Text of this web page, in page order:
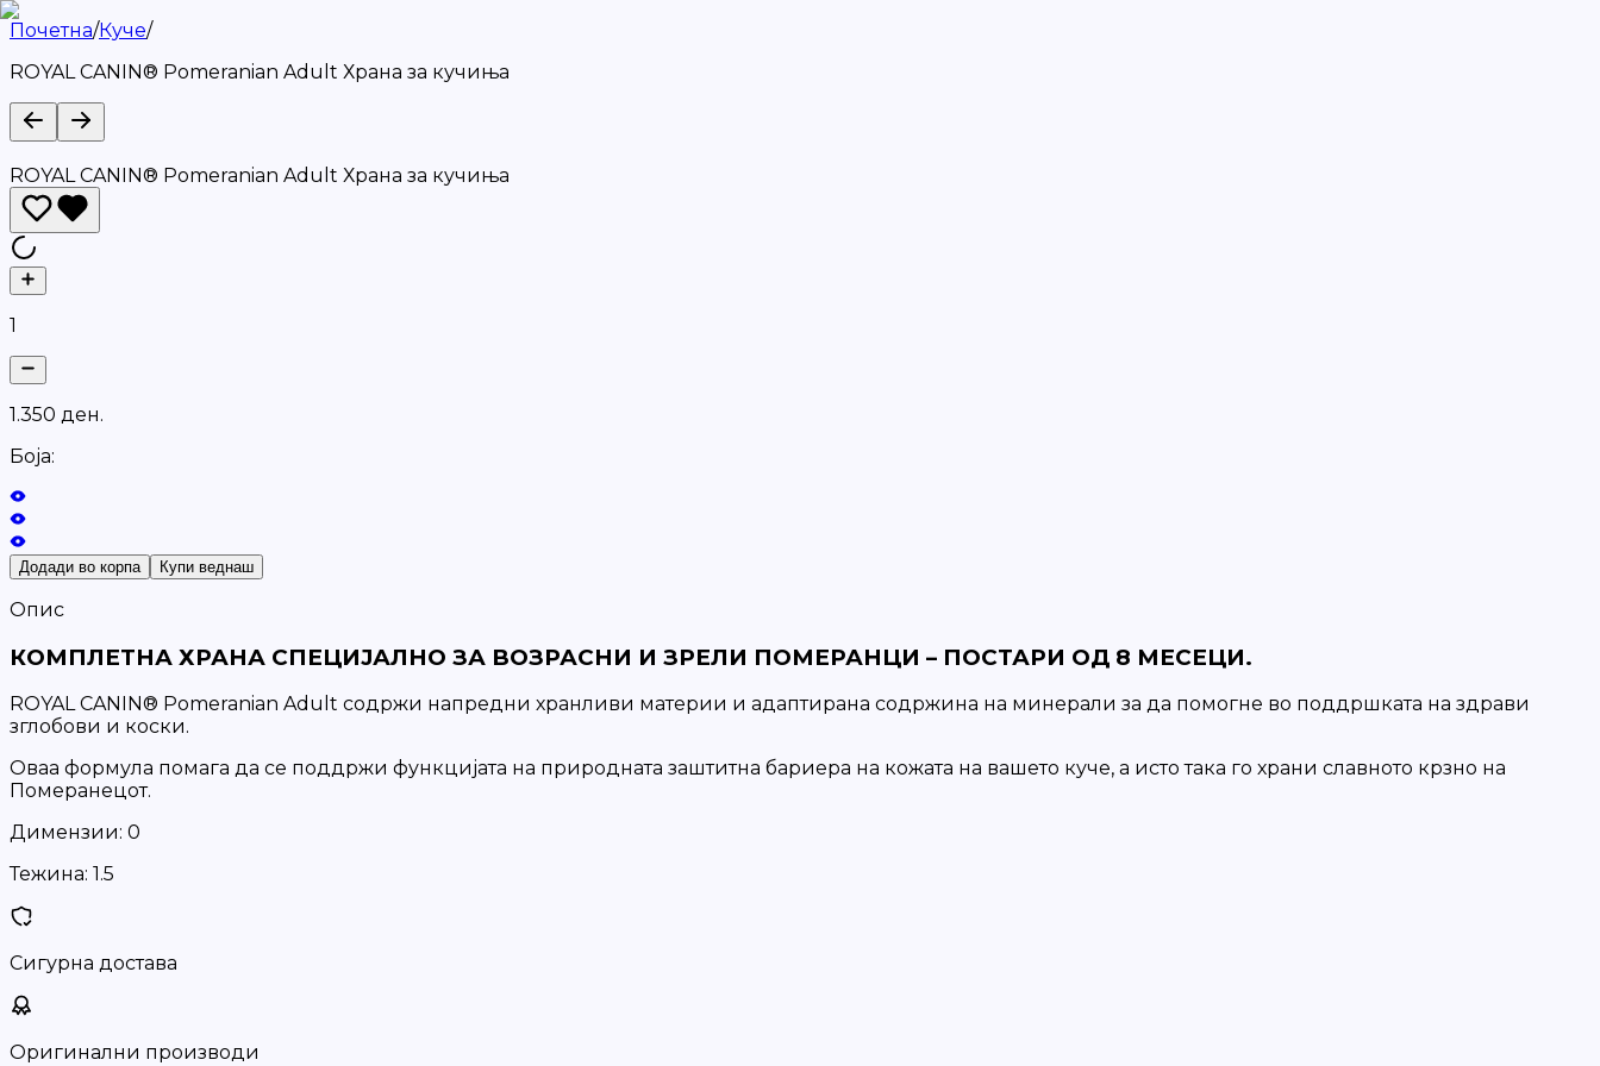
Почетна/Куче/
ROYAL CANIN® Pomeranian Adult Храна за кучиња
ROYAL CANIN® Pomeranian Adult Храна за кучиња
1
1.350 ден.
Боја:
Додади во корпа Купи веднаш
Опис
КОМПЛЕТНА ХРАНА СПЕЦИЈАЛНО ЗА ВОЗРАСНИ И ЗРЕЛИ ПОМЕРАНЦИ – ПОСТАРИ ОД 8 МЕСЕЦИ.
ROYAL CANIN® Pomeranian Adult содржи напредни хранливи материи и адаптирана содржина на минерали за да помогне во поддршката на здрави
зглобови и коски.
Оваа формула помага да се поддржи функцијата на природната заштитна бариера на кожата на вашето куче, а исто така го храни славното крзно на
Померанецот.
Димензии: 0
Тежина: 1.5
Сигурна достава
Оригинални производи